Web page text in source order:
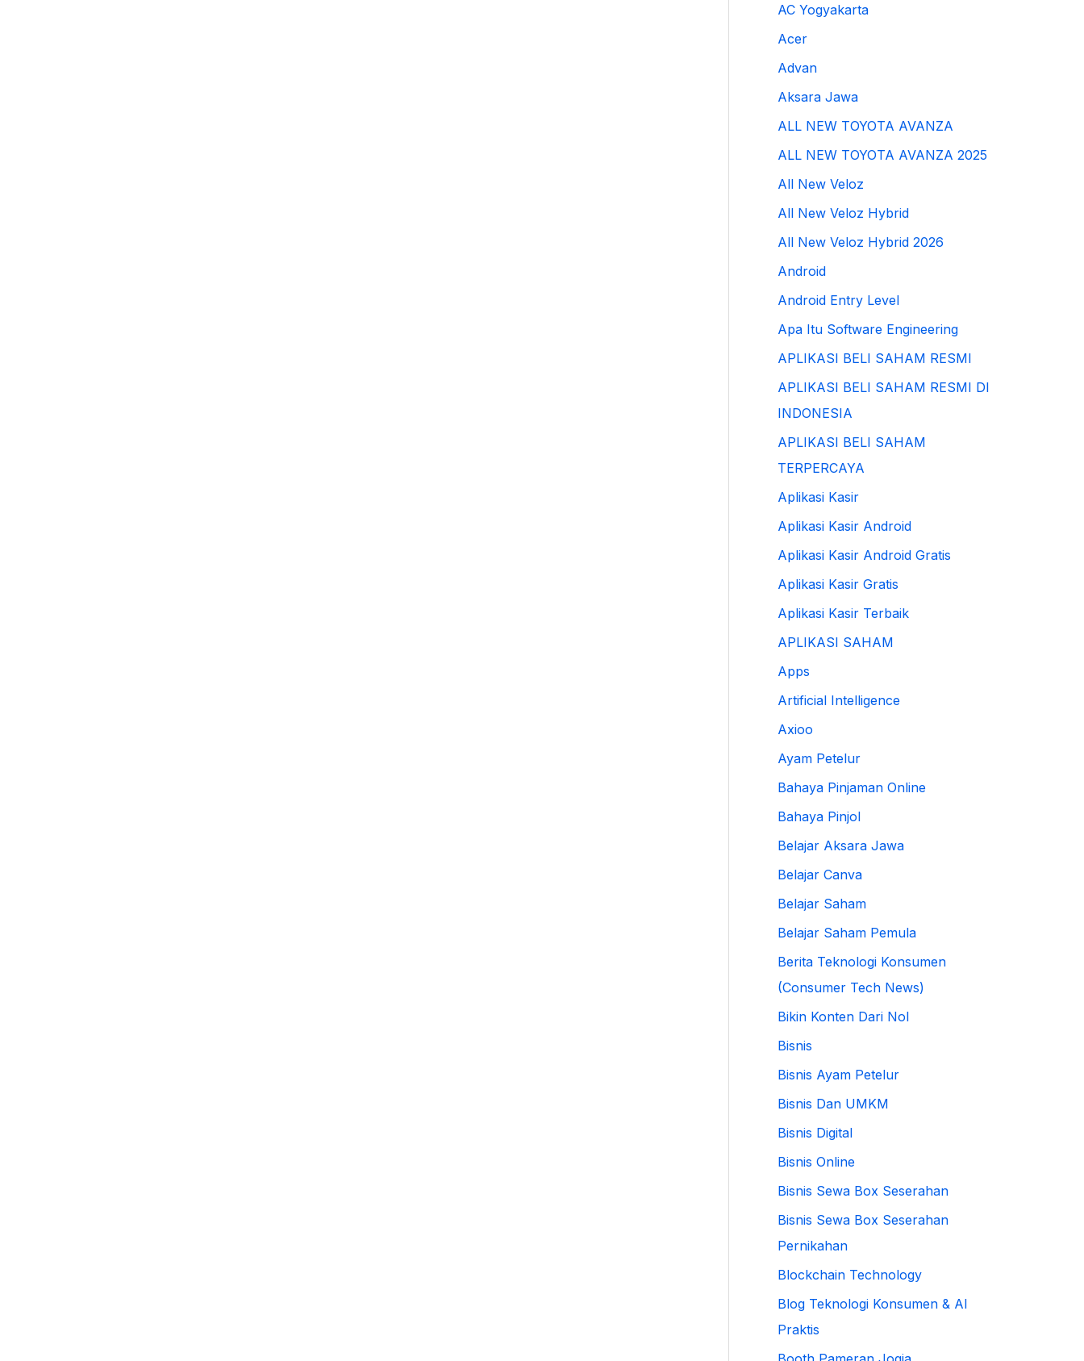
AC Yogyakarta
Acer
Advan
Aksara Jawa
ALL NEW TOYOTA AVANZA
ALL NEW TOYOTA AVANZA 2025
All New Veloz
All New Veloz Hybrid
All New Veloz Hybrid 2026
Android
Android Entry Level
Apa Itu Software Engineering
APLIKASI BELI SAHAM RESMI
APLIKASI BELI SAHAM RESMI DI
INDONESIA
APLIKASI BELI SAHAM
TERPERCAYA
Aplikasi Kasir
Aplikasi Kasir Android
Aplikasi Kasir Android Gratis
Aplikasi Kasir Gratis
Aplikasi Kasir Terbaik
APLIKASI SAHAM
Apps
Artificial Intelligence
Axioo
Ayam Petelur
Bahaya Pinjaman Online
Bahaya Pinjol
Belajar Aksara Jawa
Belajar Canva
Belajar Saham
Belajar Saham Pemula
Berita Teknologi Konsumen
(Consumer Tech News)
Bikin Konten Dari Nol
Bisnis
Bisnis Ayam Petelur
Bisnis Dan UMKM
Bisnis Digital
Bisnis Online
Bisnis Sewa Box Seserahan
Bisnis Sewa Box Seserahan
Pernikahan
Blockchain Technology
Blog Teknologi Konsumen & AI
Praktis